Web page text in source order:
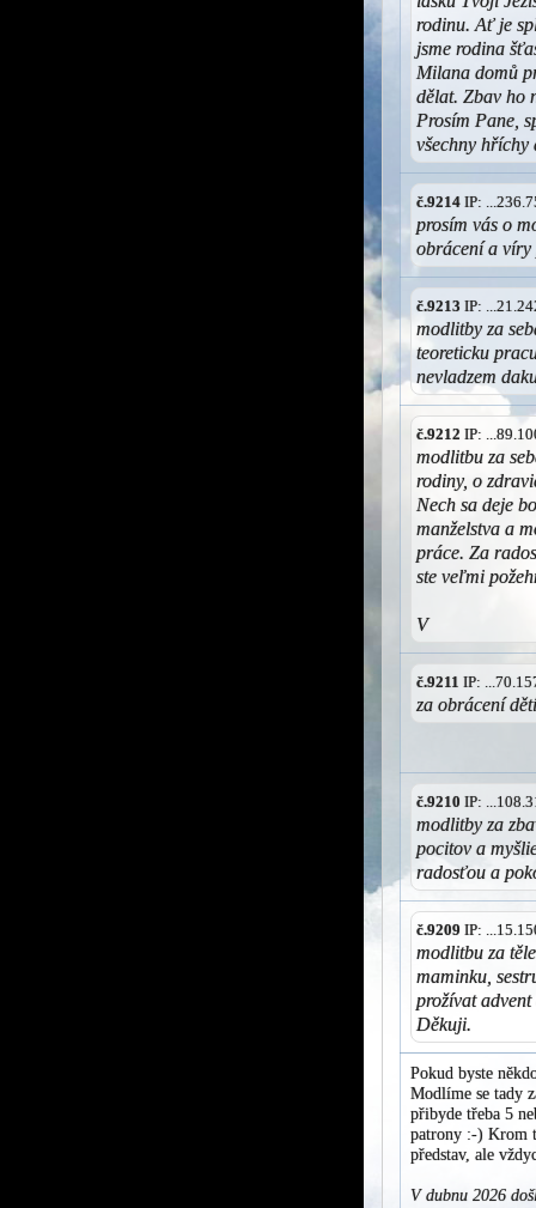
rodinu. Ať je
jsme rodina
Milana domů
dělat. Zbav ho
Prosím Pane,
všechny hříchy
č.9214 IP:
prosím vás o
obrácení a víry
č.9213 IP:
modlitby za
teoreticku
nevladzem
č.9212 IP:
modlitbu za
rodiny, o
Nech sa deje
manželstva a
práce. Za
ste veľmi
V
č.9211 IP:
za obrácení
č.9210 IP:
modlitby za
pocitov a
radosťou a
č.9209 IP:
modlitbu za
maminku,
prožívat
Děkuji.
Pokud byste
Modlíme se tady
přibyde třeba 5
patrony :-) Krom
představ, ale
V dubnu 2026